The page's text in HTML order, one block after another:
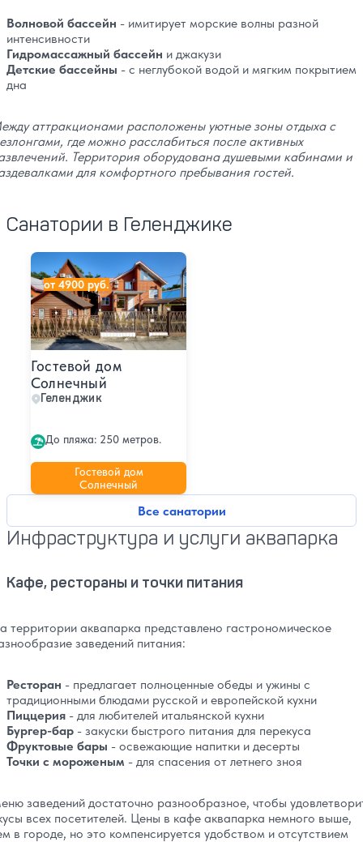
Волновой бассейн - имитирует морские волны разной
интенсивности
Гидромассажный бассейн и джакузи
Детские бассейны - с неглубокой водой и мягким покрытием
дна
аттракционами расположены уютные зоны отдыха с
где можно расслабиться после активных
Территория оборудована душевыми кабинами и
для комфортного пребывания гостей.
Санатории в Геленджике
Все санатории
Гостевой дом
Солнечный
Геленджик
До пляжа: 250 метров.
Гостевой дом
Солнечный
Гостевой дом Солнечный
от 4900 руб.
Инфраструктура и услуги аквапарка
Кафе, рестораны и точки питания
территории аквапарка представлено гастрономическое
заведений питания:
Ресторан - предлагает полноценные обеды и ужины с
традиционными блюдами русской и европейской кухни
Пиццерия - для любителей итальянской кухни
Бургер-бар - закуски быстрого питания для перекуса
Фруктовые бары - освежающие напитки и десерты
Точки с мороженым - для спасения от летнего зноя
заведений достаточно разнообразное, чтобы
всех посетителей. Цены в кафе аквапарка немного выше,
в городе, но это компенсируется удобством и отсутствием